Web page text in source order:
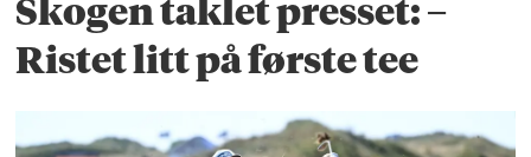
Skogen taklet presset: –
Ristet litt på første tee